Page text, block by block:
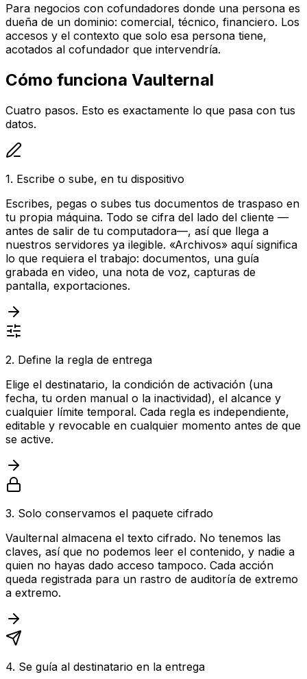
Para negocios con cofundadores donde una persona es
dueña de un dominio: comercial, técnico, financiero. Los
accesos y el contexto que solo esa persona tiene,
acotados al cofundador que intervendría.
Cómo funciona Vaulternal
Cuatro pasos. Esto es exactamente lo que pasa con tus
datos.
1. Escribe o sube, en tu dispositivo
Escribes, pegas o subes tus documentos de traspaso en
tu propia máquina. Todo se cifra del lado del cliente —
antes de salir de tu computadora—, así que llega a
nuestros servidores ya ilegible. «Archivos» aquí significa
lo que requiera el trabajo: documentos, una guía
grabada en video, una nota de voz, capturas de
pantalla, exportaciones.
2. Define la regla de entrega
Elige el destinatario, la condición de activación (una
fecha, tu orden manual o la inactividad), el alcance y
cualquier límite temporal. Cada regla es independiente,
editable y revocable en cualquier momento antes de que
se active.
3. Solo conservamos el paquete cifrado
Vaulternal almacena el texto cifrado. No tenemos las
claves, así que no podemos leer el contenido, y nadie a
quien no hayas dado acceso tampoco. Cada acción
queda registrada para un rastro de auditoría de extremo
a extremo.
4. Se guía al destinatario en la entrega